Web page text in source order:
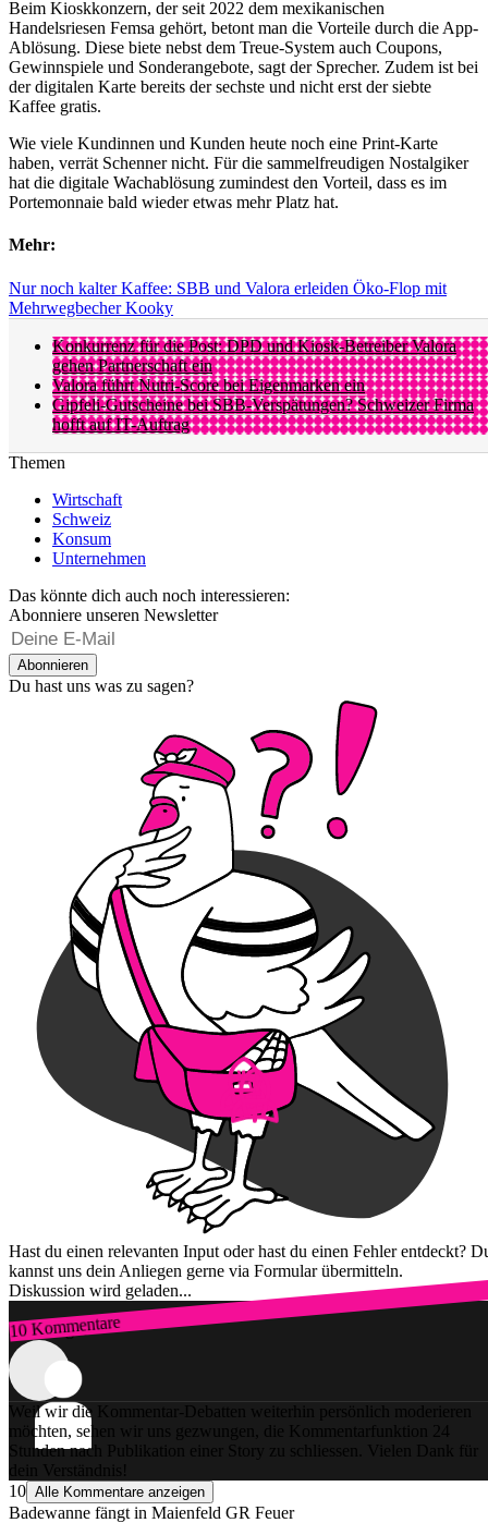
Beim Kioskkonzern, der seit 2022 dem mexikanischen
Handelsriesen Femsa gehört, betont man die Vorteile durch die App-
Ablösung. Diese biete nebst dem Treue-System auch Coupons,
Gewinnspiele und Sonderangebote, sagt der Sprecher. Zudem ist bei
der digitalen Karte bereits der sechste und nicht erst der siebte
Kaffee gratis.
Wie viele Kundinnen und Kunden heute noch eine Print-Karte
haben, verrät Schenner nicht. Für die sammelfreudigen Nostalgiker
hat die digitale Wachablösung zumindest den Vorteil, dass es im
Portemonnaie bald wieder etwas mehr Platz hat.
Mehr:
Nur noch kalter Kaffee: SBB und Valora erleiden Öko-Flop mit
Mehrwegbecher Kooky
Konkurrenz für die Post: DPD und Kiosk-Betreiber Valora
gehen Partnerschaft ein
Valora führt Nutri-Score bei Eigenmarken ein
Gipfeli-Gutscheine bei SBB-Verspätungen? Schweizer Firma
hofft auf IT-Auftrag
Themen
Wirtschaft
Schweiz
Konsum
Unternehmen
Das könnte dich auch noch interessieren:
Abonniere unseren Newsletter
Abonnieren
Du hast uns was zu sagen?
Hast du einen relevanten Input oder hast du einen Fehler entdeckt?
kannst uns dein Anliegen gerne via Formular übermitteln.
Diskussion wird geladen...
10 Kommentare
Zum Login
Weil wir die Kommentar-Debatten weiterhin persönlich moderieren
möchten, sehen wir uns gezwungen, die Kommentarfunktion 24
Stunden nach Publikation einer Story zu schliessen. Vielen Dank für
dein Verständnis!
10 Alle Kommentare anzeigen
Badewanne fängt in Maienfeld GR Feuer